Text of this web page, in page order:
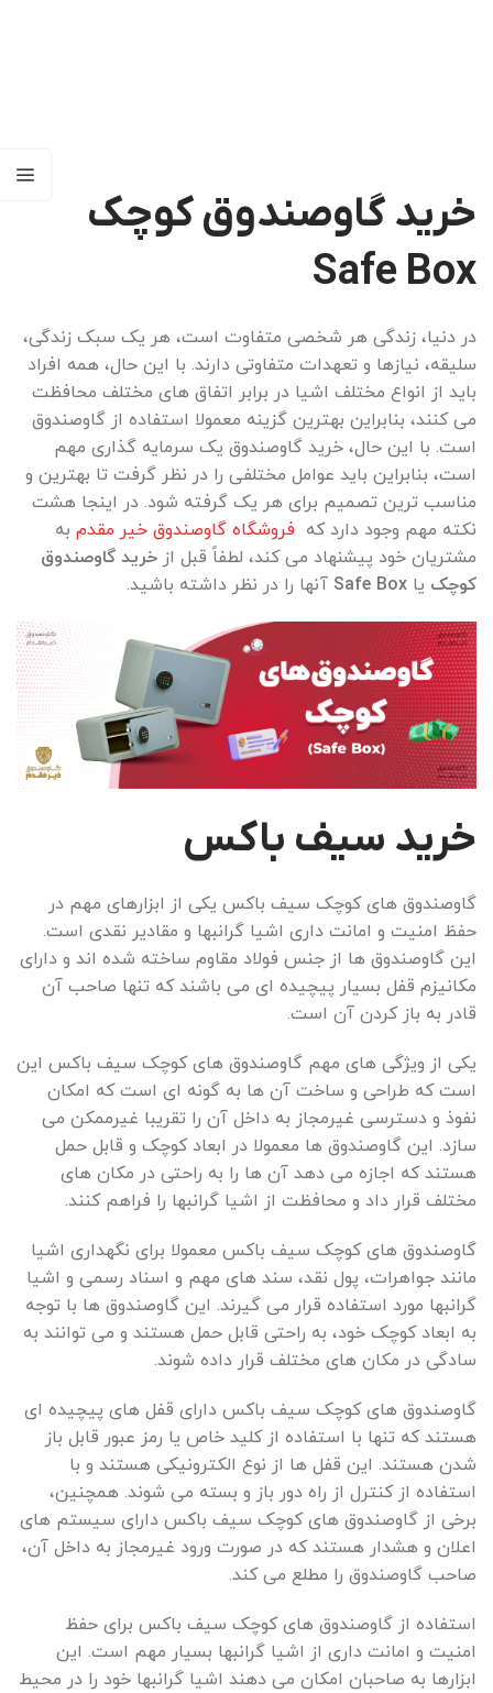
خرید گاوصندوق کوچک
Safe Box
در دنیا، زندگی هر شخصی متفاوت است، هر یک سبک زندگی،
سلیقه، نیازها و تعهدات متفاوتی دارند. با این حال، همه افراد
باید از انواع مختلف اشیا در برابر اتفاق های مختلف محافظت
می کنند، بنابراین بهترین گزینه معمولا استفاده از گاوصندوق
است. با این حال، خرید گاوصندوق یک سرمایه گذاری مهم
است، بنابراین باید عوامل مختلفی را در نظر گرفت تا بهترین و
مناسب ترین تصمیم برای هر یک گرفته شود. در اینجا هشت
نکته مهم وجود دارد که فروشگاه گاوصندوق خیر مقدم به
مشتریان خود پیشنهاد می کند، لطفاً قبل از خرید گاوصندوق
کوچک یا Safe Box آنها را در نظر داشته باشید.
خرید سیف باکس
گاوصندوق های کوچک سیف باکس یکی از ابزارهای مهم در
حفظ امنیت و امانت داری اشیا گرانبها و مقادیر نقدی است.
این گاوصندوق ها از جنس فولاد مقاوم ساخته شده اند و دارای
مکانیزم قفل بسیار پیچیده ای می باشند که تنها صاحب آن
قادر به باز کردن آن است.
یکی از ویژگی های مهم گاوصندوق های کوچک سیف باکس این
است که طراحی و ساخت آن ها به گونه ای است که امکان
نفوذ و دسترسی غیرمجاز به داخل آن را تقریبا غیرممکن می
سازد. این گاوصندوق ها معمولا در ابعاد کوچک و قابل حمل
هستند که اجازه می دهد آن ها را به راحتی در مکان های
مختلف قرار داد و محافظت از اشیا گرانبها را فراهم کنند.
گاوصندوق های کوچک سیف باکس معمولا برای نگهداری اشیا
مانند جواهرات، پول نقد، سند های مهم و اسناد رسمی و اشیا
گرانبها مورد استفاده قرار می گیرند. این گاوصندوق ها با توجه
به ابعاد کوچک خود، به راحتی قابل حمل هستند و می توانند به
سادگی در مکان های مختلف قرار داده شوند.
گاوصندوق های کوچک سیف باکس دارای قفل های پیچیده ای
هستند که تنها با استفاده از کلید خاص یا رمز عبور قابل باز
شدن هستند. این قفل ها از نوع الکترونیکی هستند و با
استفاده از کنترل از راه دور باز و بسته می شوند. همچنین،
برخی از گاوصندوق های کوچک سیف باکس دارای سیستم های
اعلان و هشدار هستند که در صورت ورود غیرمجاز به داخل آن،
صاحب گاوصندوق را مطلع می کند.
استفاده از گاوصندوق های کوچک سیف باکس برای حفظ
امنیت و امانت داری از اشیا گرانبها بسیار مهم است. این
ابزارها به صاحبان امکان می دهند اشیا گرانبها خود را در محیط